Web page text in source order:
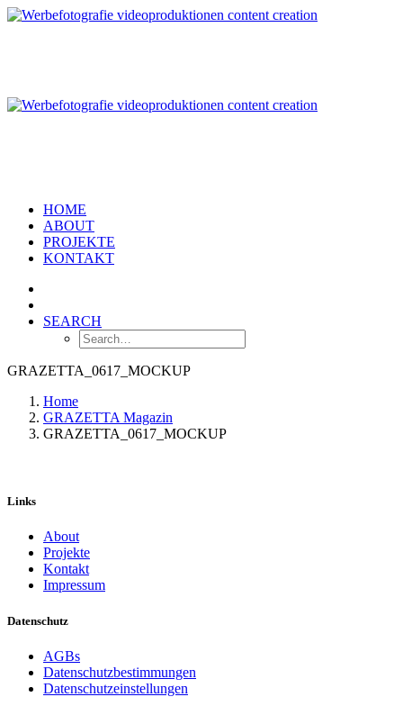
HOME
ABOUT
PROJEKTE
KONTAKT
SEARCH
GRAZETTA_0617_MOCKUP
Home
GRAZETTA Magazin
GRAZETTA_0617_MOCKUP
Links
About
Projekte
Kontakt
Impressum
Datenschutz
AGBs
Datenschutzbestimmungen
Datenschutzeinstellungen